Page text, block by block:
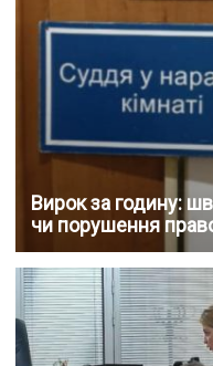
Вирок за годину:
чи порушення